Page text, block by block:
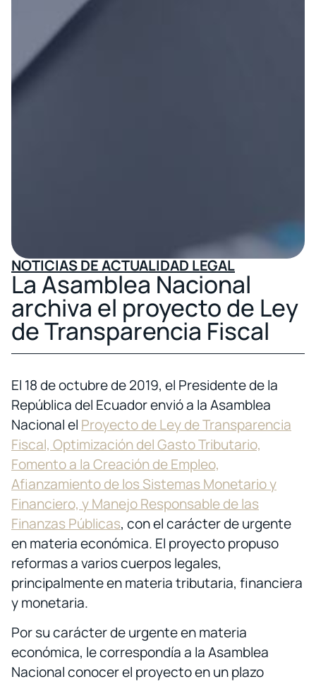
NOTICIAS DE ACTUALIDAD LEGAL
La Asamblea Nacional
archiva el proyecto de Ley
de Transparencia Fiscal
El 18 de octubre de 2019, el Presidente de la
República del Ecuador envió a la Asamblea
Nacional el Proyecto de Ley de Transparencia
Fiscal, Optimización del Gasto Tributario,
Fomento a la Creación de Empleo,
Afianzamiento de los Sistemas Monetario y
Financiero, y Manejo Responsable de las
Finanzas Públicas, con el carácter de urgente
en materia económica. El proyecto propuso
reformas a varios cuerpos legales,
principalmente en materia tributaria, financiera
y monetaria.
Por su carácter de urgente en materia
económica, le correspondía a la Asamblea
Nacional conocer el proyecto en un plazo